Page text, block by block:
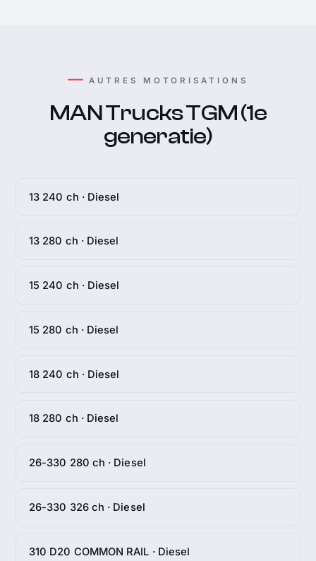
AUTRES MOTORISATIONS
MAN Trucks TGM (1e
generatie)
13 240 ch · Diesel
13 280 ch · Diesel
15 240 ch · Diesel
15 280 ch · Diesel
18 240 ch · Diesel
18 280 ch · Diesel
26-330 280 ch · Diesel
26-330 326 ch · Diesel
310 D20 COMMON RAIL · Diesel